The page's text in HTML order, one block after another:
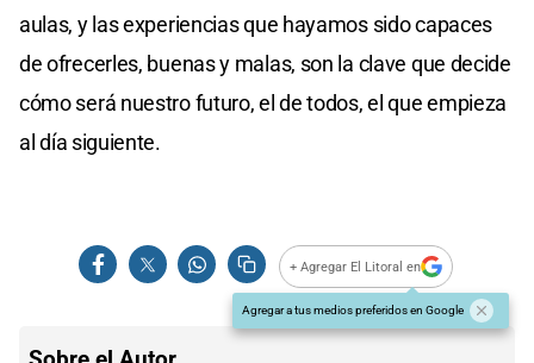
aulas, y las experiencias que hayamos sido capaces
de ofrecerles, buenas y malas, son la clave que decide
cómo será nuestro futuro, el de todos, el que empieza
al día siguiente.
+ Agregar El Litoral en
Agregar a tus medios preferidos en Google